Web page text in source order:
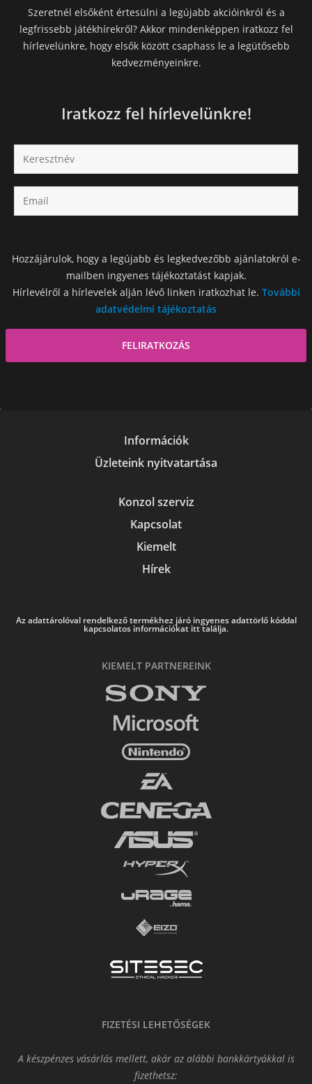
Szeretnél elsőként értesülni a legújabb akcióinkról és a
legfrissebb játékhírekről? Akkor mindenképpen iratkozz fel
hírlevelünkre, hogy elsők között csaphass le a legütősebb
kedvezményeinkre.
Iratkozz fel hírlevelünkre!
Hozzájárulok, hogy a legújabb és legkedvezőbb ajánlatokról e-
mailben ingyenes tájékoztatást kapjak.
Hírlevélről a hírlevelek alján lévő linken iratkozhat le. További
adatvédelmi tájékoztatás
Információk
Üzleteink nyitvatartása
Konzol szerviz
Kapcsolat
Kiemelt
Hírek
Az adattárolóval rendelkező termékhez járó ingyenes adattörlő kóddal
kapcsolatos információkat itt találja.
KIEMELT PARTNEREINK
FIZETÉSI LEHETŐSÉGEK
A készpénzes vásárlás mellett, akár az alábbi bankkártyákkal is
fizethetsz: